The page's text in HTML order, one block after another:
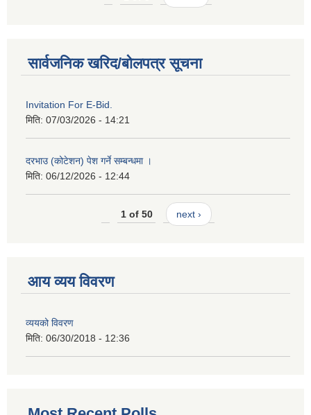
सार्वजनिक खरिद/बोलपत्र सूचना
Invitation For E-Bid.
मिति: 07/03/2026 - 14:21
दरभाउ (कोटेशन) पेश गर्ने सम्बन्धमा ।
मिति: 06/12/2026 - 12:44
1 of 50 next ›
आय व्यय विवरण
व्ययको विवरण
मिति: 06/30/2018 - 12:36